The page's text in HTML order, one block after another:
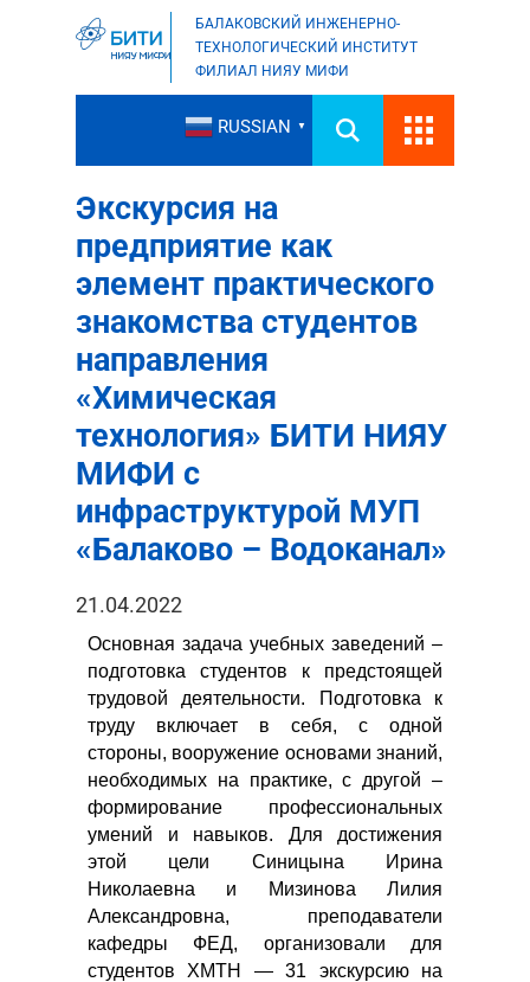
БАЛАКОВСКИЙ ИНЖЕНЕРНО-
ТЕХНОЛОГИЧЕСКИЙ ИНСТИТУТ
ФИЛИАЛ НИЯУ МИФИ
RUSSIAN ▼
Экскурсия на
предприятие как
элемент практического
знакомства студентов
направления
«Химическая
технология» БИТИ НИЯУ
МИФИ с
инфраструктурой МУП
«Балаково – Водоканал»
21.04.2022
Основная задача учебных заведений –
подготовка студентов к предстоящей
трудовой деятельности. Подготовка к
труду включает в себя, с одной
стороны, вооружение основами знаний,
необходимых на практике, с другой –
формирование профессиональных
умений и навыков. Для достижения
этой цели Синицына Ирина
Николаевна и Мизинова Лилия
Александровна, преподаватели
кафедры ФЕД, организовали для
студентов ХМТН — 31 экскурсию на